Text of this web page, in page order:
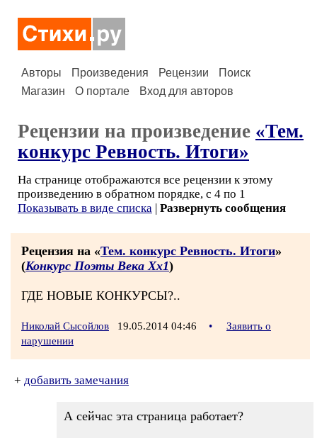
Авторы Произведения Рецензии
Поиск
Магазин
О портале Вход для авторов
Рецензии на произведение «Тем.
конкурс Ревность. Итоги»
На странице отображаются все рецензии к этому
произведению в обратном порядке, с 4 по 1
Показывать в виде списка | Развернуть сообщения
Рецензия на «Тем. конкурс Ревность. Итоги»
(Конкурс Поэты Века Хх1)
ГДЕ НОВЫЕ КОНКУРСЫ?..
Николай Сысойлов 19.05.2014 04:46 •
Заявить о
нарушении
+ добавить замечания
А сейчас эта страница работает?